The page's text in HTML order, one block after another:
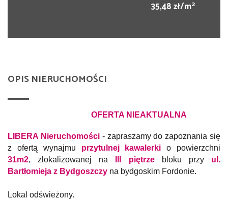
35,48 zł/m2
OPIS NIERUCHOMOŚCI
OFERTA NIEAKTUALNA
LIBERA Nieruchomości - zapraszamy do zapoznania się
z ofertą wynajmu przytulnej kawalerki o powierzchni
31m2, zlokalizowanej na III piętrzebloku przy ul.
Bartłomieja z Bydgoszczy na bydgoskim Fordonie.
Lokal odświeżony.